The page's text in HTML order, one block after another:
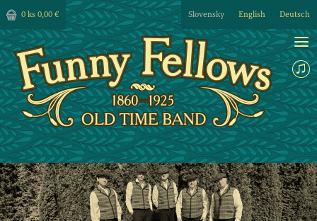
0 ks 0,00 € Slovensky English Deutsch